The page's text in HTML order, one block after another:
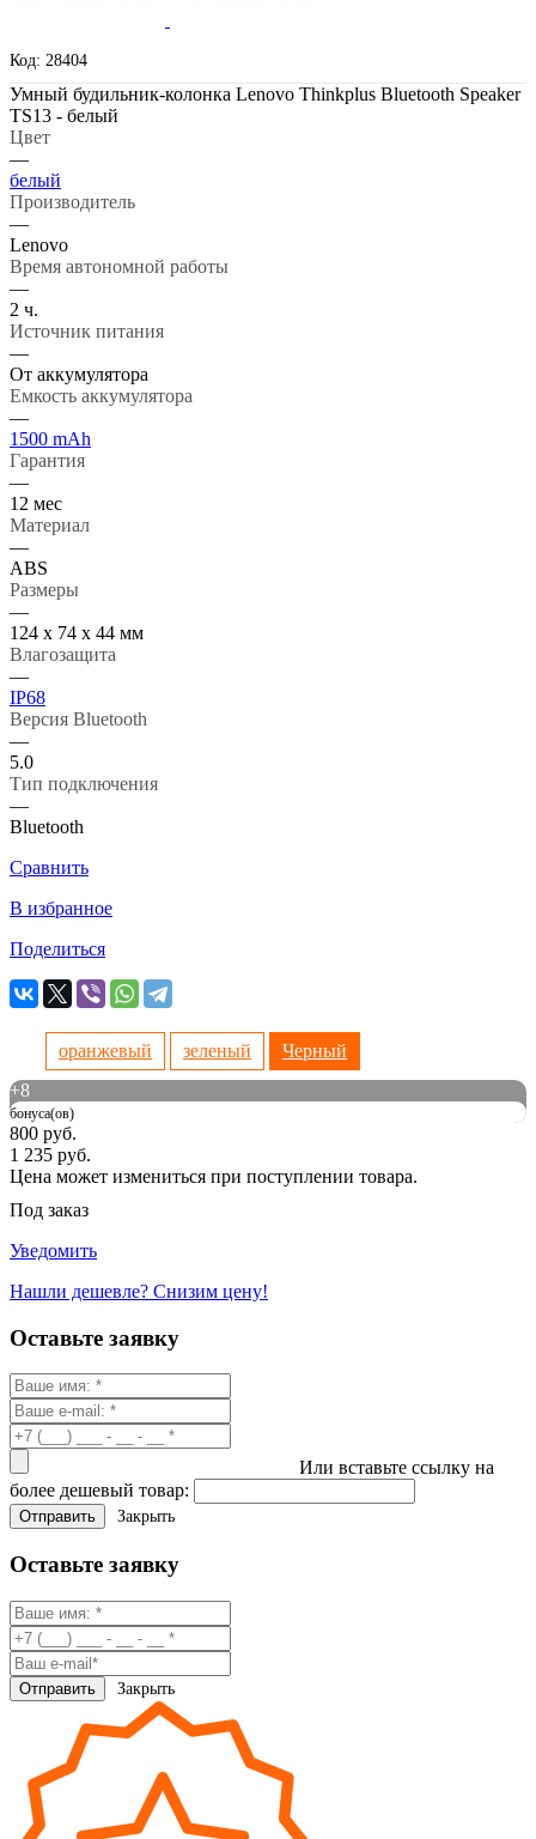
Код: 28404
Умный будильник-колонка Lenovo Thinkplus Bluetooth Speaker
TS13 - белый
Цвет
—
белый
Производитель
—
Lenovo
Время автономной работы
—
2 ч.
Источник питания
—
От аккумулятора
Емкость аккумулятора
—
1500 mAh
Гарантия
—
12 мес
Материал
—
ABS
Размеры
—
124 х 74 х 44 мм
Влагозащита
—
IP68
Версия Bluetooth
—
5.0
Тип подключения
—
Bluetooth
Сравнить
В избранное
Поделиться
оранжевый зеленый
Черный
+8
бонуса(ов)
800 руб.
1 235 руб.
Цена может измениться при поступлении товара.
Под заказ
Уведомить
Нашли дешевле? Снизим цену!
Оставьте заявку
Или вставьте ссылку на
более дешевый товар:
Закрыть
Оставьте заявку
Закрыть